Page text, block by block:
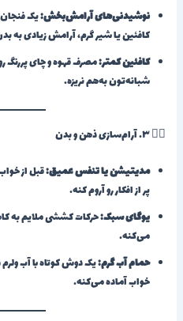
نوشیدنی‌های آرامش‌بخش:یک
کافئین یا شیر گرم، آرامش زیادی به
کافئین کمتر:مصرف قهوه و چای پررنگ
شبانه‌تون به‌هم نریزه.
🧘‍♀️ ۳. آرام‌سازی ذهن و بدن
مدیتیشن یا تنفس عمیق:
پر از افکار رو آروم کنه.
یوگای سبک:حرکات کششی ملایم به
می‌کنه.
حمام آب گرم:یک دوش کوتاه با آب
خواب آماده می‌کنه.